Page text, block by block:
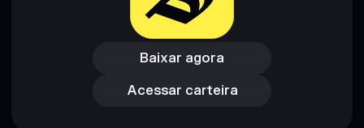
Baixar agora
Baixar agora
Acessar carteira
Acessar carteira